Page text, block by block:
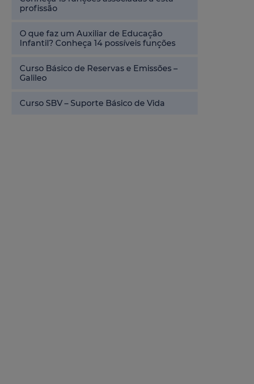
profissão
O que faz um Auxiliar de Educação
Infantil? Conheça 14 possíveis funções
Curso Básico de Reservas e Emissões –
Galileo
Curso SBV – Suporte Básico de Vida